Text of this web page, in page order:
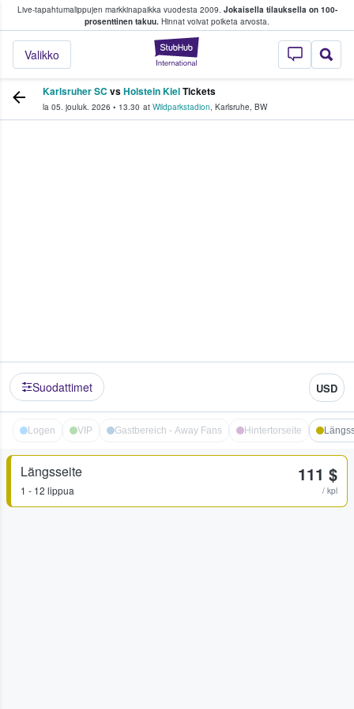
Live-tapahtumalippujen markkinapaikka vuodesta 2009. Jokaisella tilauksella on 100-
prosenttinen takuu. Hinnat voivat poiketa arvosta.
StubHub -
Valikko
fanit ostavat ja myyvät lippuja
Karlsruher SC vsHolstein KielTickets
la 05. jouluk. 2026 • 13.30 at Wildparkstadion, Karlsruhe, BW
Suodattimet USD
Logen VIP Gastbereich - Away Fans Hintertorseite
Längsseite
1 - 12 lippua
111 $
/ kpl